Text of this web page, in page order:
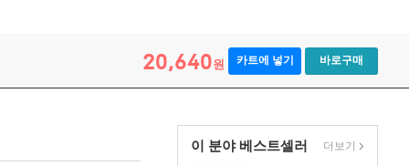
20,640원 카트에 넣기 바로구매
이 분야 베스트셀러 더보기